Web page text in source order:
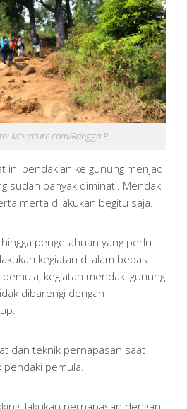
Mounture.com/Rangga.P
ini pendakian ke gunung menjadi
sudah banyak diminati. Mendaki
merta dilakukan begitu saja.
pengetahuan yang perlu
kegiatan di alam bebas
kegiatan mendaki gunung
dibarengi dengan
dan teknik pernapasan saat
pemula.
lakukan pernapasan dengan